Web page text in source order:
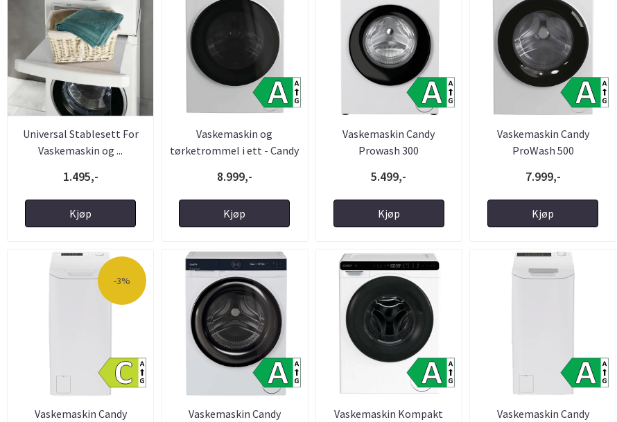
Universal Stablesett For
Vaskemaskin og ...
1.495,-
Kjøp
Vaskemaskin og
tørketrommel i ett - Candy
8.999,-
Kjøp
Vaskemaskin Candy
Prowash 300
5.499,-
Kjøp
Vaskemaskin Candy
ProWash 500
7.999,-
Kjøp
-3%
Vaskemaskin Candy
Vaskemaskin Candy
Vaskemaskin Kompakt
Vaskemaskin Candy